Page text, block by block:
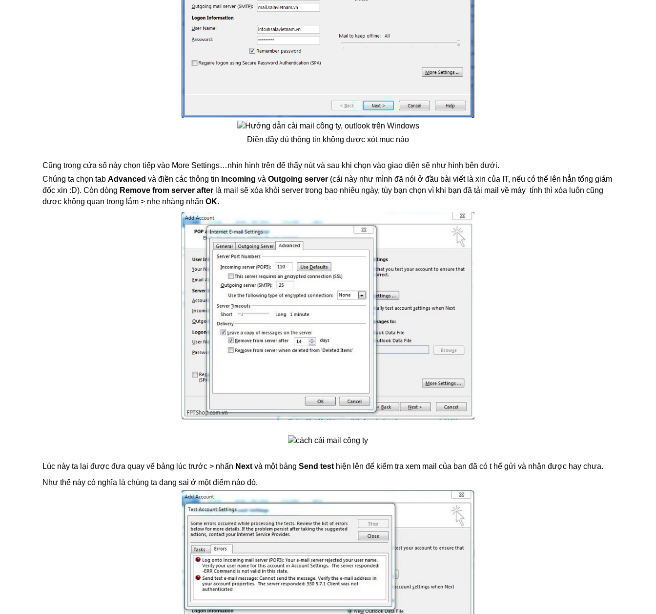
Điền đầy đủ thông tin không được xót mục nào
Cũng trong cửa sổ này chọn tiếp vào More Settings…nhìn hình trên để thấy nút và sau khi chọn vào giao diện sẽ như hình bên dưới.
Chúng ta chọn tab Advanced và điền các thông tin Incoming và Outgoing server (cái này như mình đã nói ở đầu bài viết là xin của IT, nếu có thể lên hẳn tổng giám
đốc xin :D). Còn dòng Remove from server after là mail sẽ xóa khỏi server trong bao nhiêu ngày, tùy bạn chọn vì khi bạn đã tải mail về máy tính thì xóa luôn cũng
được không quan trọng lắm > nhẹ nhàng nhấn OK.
Lúc này ta lại được đưa quay vể bảng lúc trước > nhấn Next và một bảng Send test hiện lên để kiểm tra xem mail của bạn đã có t hể gửi và nhận được hay chưa.
Như thế này có nghĩa là chúng ta đang sai ở một điểm nào đó.